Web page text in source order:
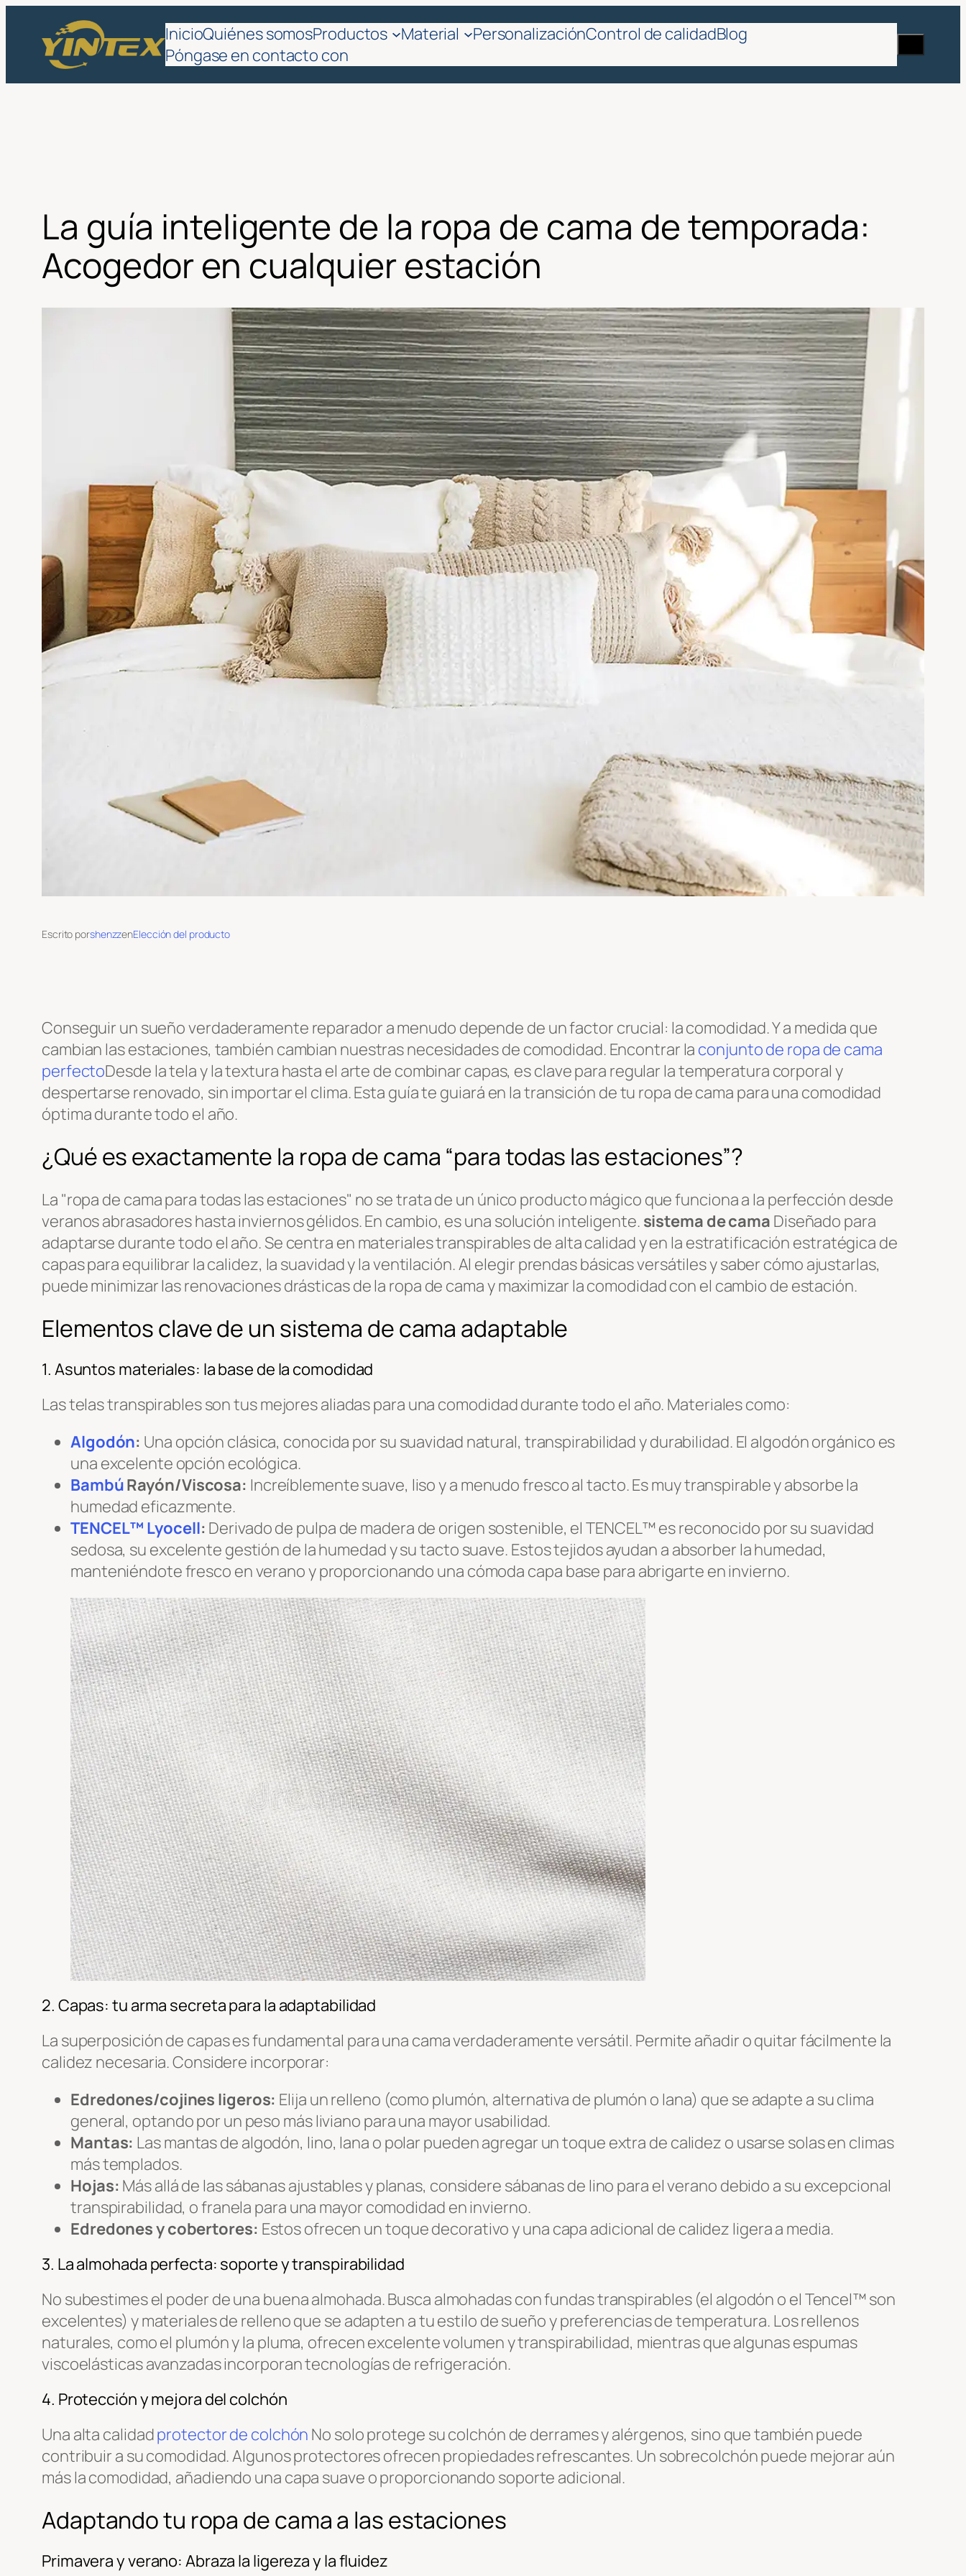
contenido
InicioQuiénes somosProductos Material PersonalizaciónControl de calidadBlog
Póngase en contacto con
en
La guía inteligente de la ropa de cama de temporada:
Acogedor en cualquier estación
Escrito porshenzzenElección del producto
Conseguir un sueño verdaderamente reparador a menudo depende de un factor crucial: la comodidad. Y a medida que
cambian las estaciones, también cambian nuestras necesidades de comodidad. Encontrar la conjunto de ropa de cama
perfectoDesde la tela y la textura hasta el arte de combinar capas, es clave para regular la temperatura corporal y
despertarse renovado, sin importar el clima. Esta guía te guiará en la transición de tu ropa de cama para una comodidad
óptima durante todo el año.
¿Qué es exactamente la ropa de cama “para todas las estaciones”?
La "ropa de cama para todas las estaciones" no se trata de un único producto mágico que funciona a la perfección desde
veranos abrasadores hasta inviernos gélidos. En cambio, es una solución inteligente. sistema de cama Diseñado para
adaptarse durante todo el año. Se centra en materiales transpirables de alta calidad y en la estratificación estratégica de
capas para equilibrar la calidez, la suavidad y la ventilación. Al elegir prendas básicas versátiles y saber cómo ajustarlas,
puede minimizar las renovaciones drásticas de la ropa de cama y maximizar la comodidad con el cambio de estación.
Elementos clave de un sistema de cama adaptable
1. Asuntos materiales: la base de la comodidad
Las telas transpirables son tus mejores aliadas para una comodidad durante todo el año. Materiales como:
Algodón: Una opción clásica, conocida por su suavidad natural, transpirabilidad y durabilidad. El algodón orgánico es
una excelente opción ecológica.
BambúRayón/Viscosa: Increíblemente suave, liso y a menudo fresco al tacto. Es muy transpirable y absorbe la
humedad eficazmente.
TENCEL™ Lyocell: Derivado de pulpa de madera de origen sostenible, el TENCEL™ es reconocido por su suavidad
sedosa, su excelente gestión de la humedad y su tacto suave. Estos tejidos ayudan a absorber la humedad,
manteniéndote fresco en verano y proporcionando una cómoda capa base para abrigarte en invierno.
2. Capas: tu arma secreta para la adaptabilidad
La superposición de capas es fundamental para una cama verdaderamente versátil. Permite añadir o quitar fácilmente la
calidez necesaria. Considere incorporar:
Edredones/cojines ligeros: Elija un relleno (como plumón, alternativa de plumón o lana) que se adapte a su clima
general, optando por un peso más liviano para una mayor usabilidad.
Mantas: Las mantas de algodón, lino, lana o polar pueden agregar un toque extra de calidez o usarse solas en climas
más templados.
Hojas: Más allá de las sábanas ajustables y planas, considere sábanas de lino para el verano debido a su excepcional
transpirabilidad, o franela para una mayor comodidad en invierno.
Edredones y cobertores: Estos ofrecen un toque decorativo y una capa adicional de calidez ligera a media.
3. La almohada perfecta: soporte y transpirabilidad
No subestimes el poder de una buena almohada. Busca almohadas con fundas transpirables (el algodón o el Tencel™ son
excelentes) y materiales de relleno que se adapten a tu estilo de sueño y preferencias de temperatura. Los rellenos
naturales, como el plumón y la pluma, ofrecen excelente volumen y transpirabilidad, mientras que algunas espumas
viscoelásticas avanzadas incorporan tecnologías de refrigeración.
4. Protección y mejora del colchón
Una alta calidadprotector de colchón No solo protege su colchón de derrames y alérgenos, sino que también puede
contribuir a su comodidad. Algunos protectores ofrecen propiedades refrescantes. Un sobrecolchón puede mejorar aún
más la comodidad, añadiendo una capa suave o proporcionando soporte adicional.
Adaptando tu ropa de cama a las estaciones
Primavera y verano: Abraza la ligereza y la fluidez